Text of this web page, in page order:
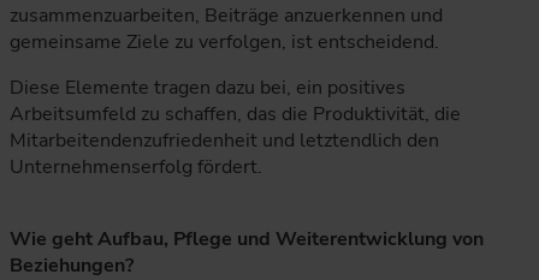
zusammenzuarbeiten, Beiträge anzuerkennen und
gemeinsame Ziele zu verfolgen, ist entscheidend.
Diese Elemente tragen dazu bei, ein positives
Arbeitsumfeld zu schaffen, das die Produktivität, die
Mitarbeitendenzufriedenheit und letztendlich den
Unternehmenserfolg fördert.
Wie geht Aufbau, Pflege und Weiterentwicklung von
Beziehungen?